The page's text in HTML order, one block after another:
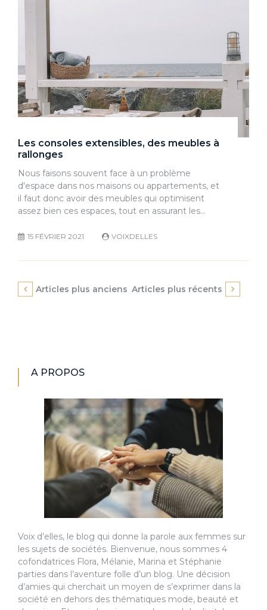
Les consoles extensibles, des meubles à
rallonges
Nous faisons souvent face à un problème
d'espace dans nos maisons ou appartements, et
il faut donc avoir des meubles qui optimisent
assez bien ces espaces, tout en assurant les…
15 FÉVRIER 2021 VOIXDELLES
Navigation
Articles plus anciens Articles plus récents
A PROPOS
Voix d’elles, le blog qui donne la parole aux femmes sur
les sujets de sociétés. Bienvenue, nous sommes 4
cofondatrices Flora, Mélanie, Marina et Stéphanie
parties dans l’aventure folle d’un blog. Une décision
d’amies qui cherchait un moyen de s’exprimer dans la
société en dehors des thématiques mode, beauté et